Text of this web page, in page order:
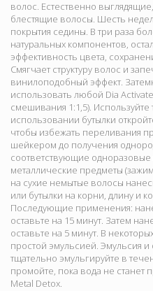
волос. Естественно
блестящие волосы. Шесть
покрытия седины. В три раза
натуральных компонентов,
эффективность цвета,
Смягчает структуру волос и
винилоподобный эффект.
использовать любой Dia
смешивания 1:1,5).
использовании бутылки
чтобы избежать переливания
шейкером до получения
соответствующие одноразовые
металлические предметы
на сухие немытые волосы
или бутылки на корни, длину и
Последующие применения:
оставьте на 15 минут. Затем
оставьте на 5 минут. В
простой эмульсией. Эмульсия
тщательно эмульгируйте в
промойте, пока вода не
Metal Detox.